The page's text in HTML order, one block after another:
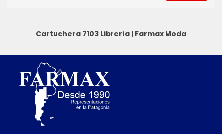
Cartuchera 7103 Librería | Farmax Moda